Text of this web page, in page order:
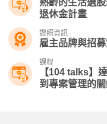
熟齡的生活選
退休金計畫
證照資訊
雇主品牌與招
課程
【104 talks】
到專案管理的